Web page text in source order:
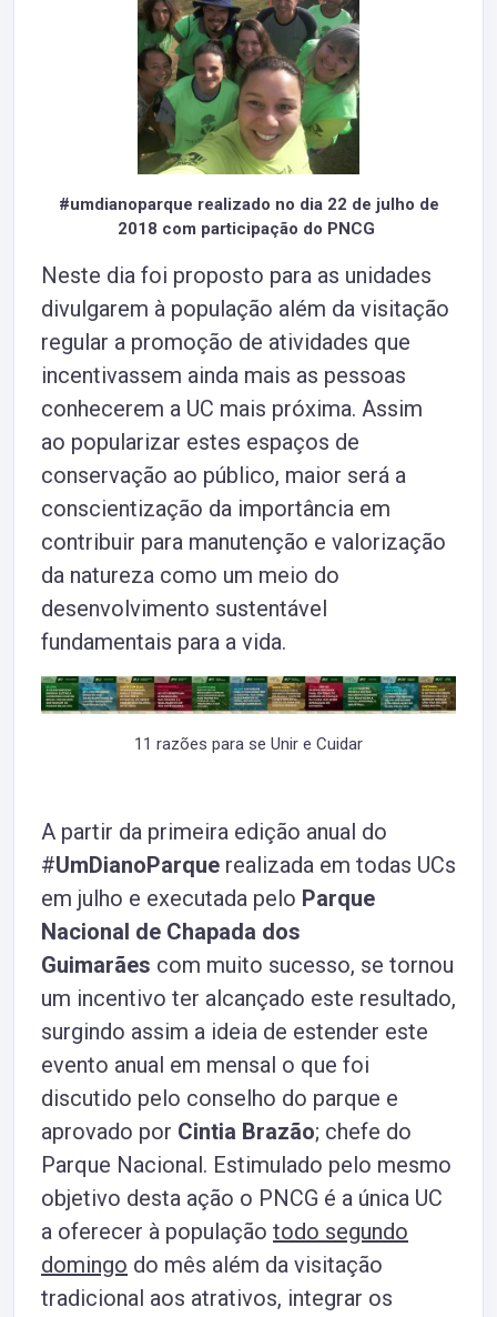
#umdianoparque realizado no dia 22 de julho de
2018 com participação do PNCG
Neste dia foi proposto para as unidades
divulgarem à população além da visitação
regular a promoção de atividades que
incentivassem ainda mais as pessoas
conhecerem a UC mais próxima. Assim
ao popularizar estes espaços de
conservação ao público, maior será a
conscientização da importância em
contribuir para manutenção e valorização
da natureza como um meio do
desenvolvimento sustentável
fundamentais para a vida.
11 razões para se Unir e Cuidar
A partir da primeira edição anual do
#UmDianoParque realizada em todas UCs
em julho e executada pelo Parque
Nacional de Chapada dos
Guimarães com muito sucesso, se tornou
um incentivo ter alcançado este resultado,
surgindo assim a ideia de estender este
evento anual em mensal o que foi
discutido pelo conselho do parque e
aprovado por Cintia Brazão; chefe do
Parque Nacional. Estimulado pelo mesmo
objetivo desta ação o PNCG é a única UC
a oferecer à população todo segundo
domingo do mês além da visitação
tradicional aos atrativos, integrar os